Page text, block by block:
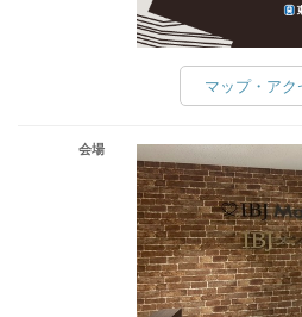
マップ・ア
会場